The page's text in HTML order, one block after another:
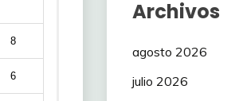
8
6
Archivos
agosto 2026
julio 2026